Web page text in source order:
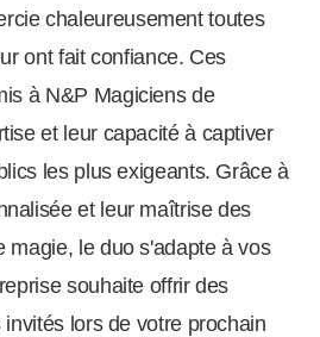
chaleureusement toutes
ont fait confiance. Ces
à N&P Magiciens de
et leur capacité à captiver
les plus exigeants. Grâce à
et leur maîtrise des
magie, le duo s'adapte à vos
souhaite offrir des
lors de votre prochain